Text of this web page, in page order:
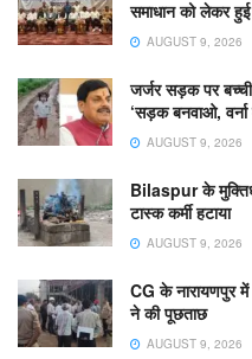
समाधान को लेकर हुई
AUGUST 9, 2026
जर्जर सड़क पर
‘सड़क बनवाओ, वर्ना
AUGUST 9, 2026
Bilaspur के
टास्क कर्मी हटाया
AUGUST 9, 2026
CG के नारायणपुर
ने की पूछताछ
AUGUST 9, 2026